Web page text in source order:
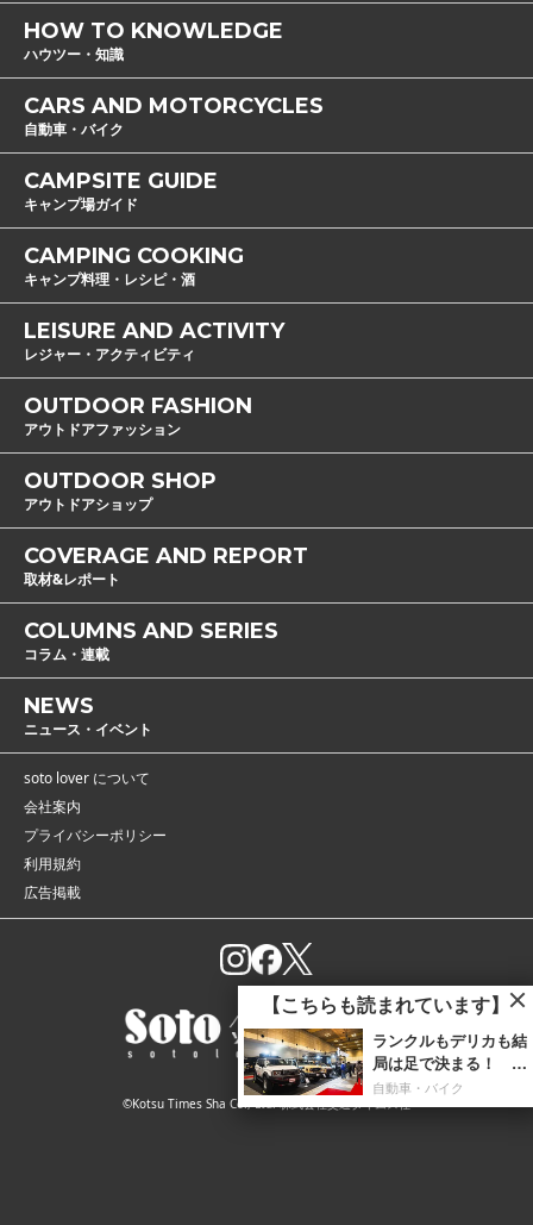
【こちらも読まれています】
ランクルもデリカも結
局は足で決まる！ ア
ウトドアで頼れる「本
格四駆」のタイヤ選び
自動車・バイク
HOW TO KNOWLEDGE
ハウツー・知識
CARS AND MOTORCYCLES
自動車・バイク
CAMPSITE GUIDE
キャンプ場ガイド
CAMPING COOKING
キャンプ料理・レシピ・酒
LEISURE AND ACTIVITY
レジャー・アクティビティ
OUTDOOR FASHION
アウトドアファッション
OUTDOOR SHOP
アウトドアショップ
COVERAGE AND REPORT
取材&レポート
COLUMNS AND SERIES
コラム・連載
NEWS
ニュース・イベント
soto lover について
会社案内
プライバシーポリシー
利用規約
広告掲載
©Kotsu Times Sha Co., Ltd. 株式会社交通タイムス社